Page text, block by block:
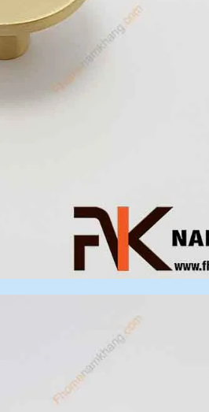
Tết Nguyên Đán
2025 đang đến –
Sắm ngay phụ kiện